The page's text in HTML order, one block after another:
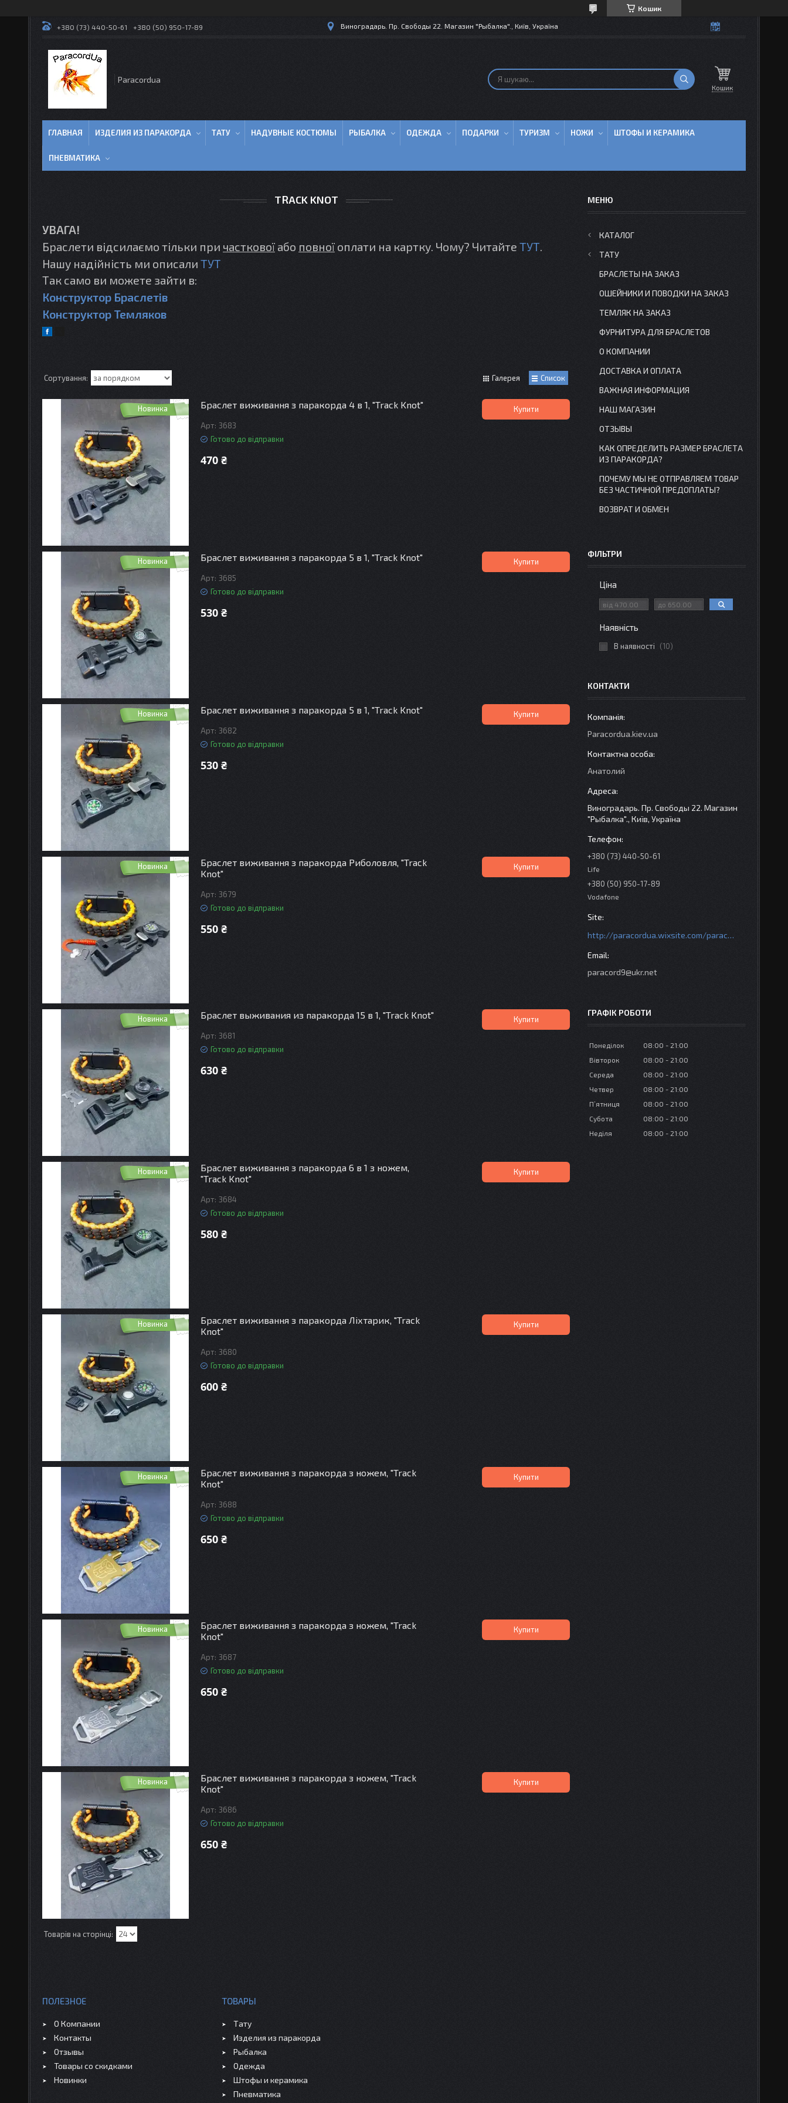
Кошик
+380 (73) 440-50-61 +380 (50) 950-17-89 Виноградарь. Пр. Свободы 22. Магазин "Рыбалка"., Київ, Україна
Paracordua
Кошик
ГЛАВНАЯ ИЗДЕЛИЯ ИЗ ПАРАКОРДА ТАТУ НАДУВНЫЕ КОСТЮМЫ РЫБАЛКА ОДЕЖДА ПОДАРКИ ТУРИЗМ НОЖИ ШТОФЫ И КЕРАМИКА
ПНЕВМАТИКА
TRACK KNOT
УВАГА!
Браслети відсилаємо тільки при часткової або повної оплати на картку. Чому? Читайте ТУТ.
Нашу надійність ми описали ТУТ
Так само ви можете зайти в:
Конструктор Браслетів
Конструктор Темляков
Галерея Список
Новинка Браслет виживання з паракорда 4 в 1, "Track Knot"
3683
Готово до відправки
470 ₴
Купити
Новинка Браслет виживання з паракорда 5 в 1, "Track Knot"
3685
Готово до відправки
530 ₴
Купити
Новинка Браслет виживання з паракорда 5 в 1, "Track Knot"
3682
Готово до відправки
530 ₴
Купити
Новинка
Браслет виживання з паракорда Риболовля, "Track
Knot"
3679
Готово до відправки
550 ₴
Купити
Новинка Браслет выживания из паракорда 15 в 1, "Track Knot"
3681
Готово до відправки
630 ₴
Купити
Новинка
Браслет виживання з паракорда 6 в 1 з ножем,
"Track Knot"
3684
Готово до відправки
580 ₴
Купити
Новинка
Браслет виживання з паракорда Ліхтарик, "Track
Knot"
3680
Готово до відправки
600 ₴
Купити
Новинка
Браслет виживання з паракорда з ножем, "Track
Knot"
3688
Готово до відправки
650 ₴
Купити
Новинка
Браслет виживання з паракорда з ножем, "Track
Knot"
3687
Готово до відправки
650 ₴
Купити
Новинка
Браслет виживання з паракорда з ножем, "Track
Knot"
3686
Готово до відправки
650 ₴
Купити
КАТАЛОГ
ТАТУ
БРАСЛЕТЫ НА ЗАКАЗ
ОШЕЙНИКИ И ПОВОДКИ НА ЗАКАЗ
ТЕМЛЯК НА ЗАКАЗ
ФУРНИТУРА ДЛЯ БРАСЛЕТОВ
О КОМПАНИИ
ДОСТАВКА И ОПЛАТА
ВАЖНАЯ ИНФОРМАЦИЯ
НАШ МАГАЗИН
ОТЗЫВЫ
КАК ОПРЕДЕЛИТЬ РАЗМЕР БРАСЛЕТА
ИЗ ПАРАКОРДА?
ПОЧЕМУ МЫ НЕ ОТПРАВЛЯЕМ ТОВАР
БЕЗ ЧАСТИЧНОЙ ПРЕДОПЛАТЫ?
ВОЗВРАТ И ОБМЕН
ФІЛЬТРИ
Ціна
Наявність
В наявності 10
КОНТАКТИ
Paracordua.kiev.ua
Анатолий
Виноградарь. Пр. Свободы 22. Магазин
"Рыбалка"., Київ, Україна
+380 (73) 440-50-61
Life
+380 (50) 950-17-89
Vodafone
http://paracordua.wixsite.com/paracord
paracord9@ukr.net
ГРАФІК РОБОТИ
Понеділок 08:00
21:00
Вівторок
08:00
21:00
Середа
08:00
21:00
Четвер
08:00
21:00
Пʼятниця
08:00
21:00
Субота
08:00
21:00
Неділя
08:00 21:00
ПОЛЕЗНОЕ
О Компании
Контакты
Отзывы
Товары со скидками
Новинки
ТОВАРЫ
Тату
Изделия из паракорда
Рыбалка
Одежда
Штофы и керамика
Пневматика